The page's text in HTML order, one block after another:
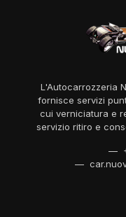
L'Autocarrozzeria
fornisce servizi
cui verniciatura e
servizio ritiro e
—
—